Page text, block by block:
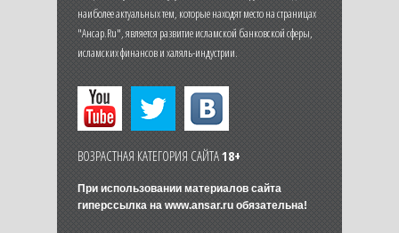
наиболее актуальных тем, которые находят место на страницах
"Ансар.Ru", является развитие исламской банковской сферы,
исламских финансов и халяль-индустрии.
ВОЗРАСТНАЯ КАТЕГОРИЯ САЙТА18+
При использовании материалов сайта
гиперссылка на www.ansar.ruобязательна!